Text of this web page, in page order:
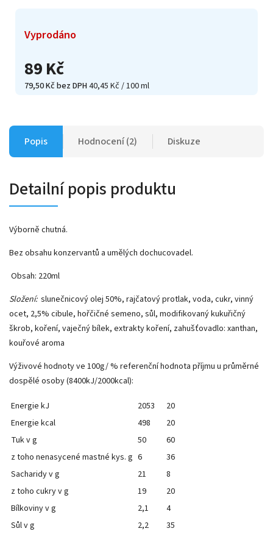
89 Kč
79,50 Kč bez DPH40,45 Kč / 100 ml
Vyprodáno
Popis Hodnocení (2) Diskuze
Detailní popis produktu
Výborně chutná.
Bez obsahu konzervantů a umělých dochucovadel.
Obsah: 220ml
Složení:slunečnicový olej 50%, rajčatový protlak, voda, cukr, vinný
ocet, 2,5% cibule, hořčičné semeno, sůl, modifikovaný kukuřičný
škrob, koření, vaječný bílek, extrakty koření, zahušťovadlo: xanthan,
kouřové aroma
Výživové hodnoty ve 100g/ % referenční hodnota příjmu u průměrné
dospělé osoby (8400kJ/2000kcal):
Energie kJ 2053
20
Energie kcal
498
20
Tuk v g
50
60
z toho nenasycené mastné kys. g 6
36
Sacharidy v g
21
8
z toho cukry v g
19
20
Bílkoviny v g
2,1
4
Sůl v g
2,2 35